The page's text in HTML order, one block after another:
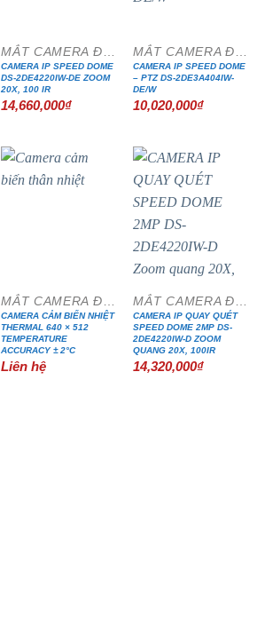
CAMERA IP SPEED DOME
DS-2DE4220IW-DE ZOOM
20X, 100 IR
14,660,000₫
CAMERA IP SPEED DOME
– PTZ DS-2DE3A404IW-
DE/W
10,020,000₫
CAMERA CẢM BIẾN NHIỆT
THERMAL 640 × 512
TEMPERATURE
ACCURACY ± 2°C
Liên hệ
CAMERA IP QUAY QUÉT
SPEED DOME 2MP DS-
2DE4220IW-D ZOOM
QUANG 20X, 100IR
14,320,000₫